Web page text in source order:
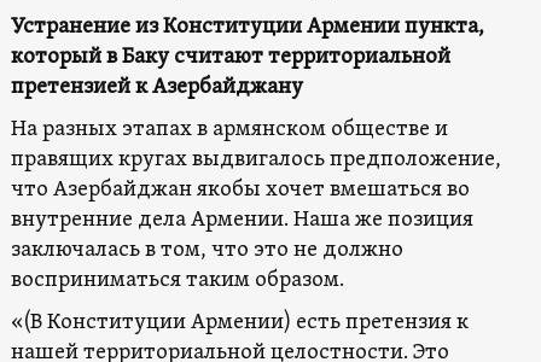
Устранение из Конституции Армении пункта,
который в Баку считают территориальной
претензией к Азербайджану
На разных этапах в армянском обществе и
правящих кругах выдвигалось предположение,
что Азербайджан якобы хочет вмешаться во
внутренние дела Армении. Наша же позиция
заключалась в том, что это не должно
восприниматься таким образом.
«(В Конституции Армении) есть претензия к
нашей территориальной целостности. Это